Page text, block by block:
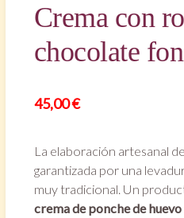
Crema con
chocolate
45,00€
La elaboración artesanal
garantizada por una
muy tradicional. Un
crema de ponche de huevo